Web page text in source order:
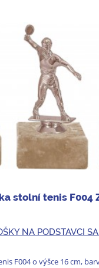
stolní tenis F004
NA PODSTAVCI
F004 o výšce 16 cm,